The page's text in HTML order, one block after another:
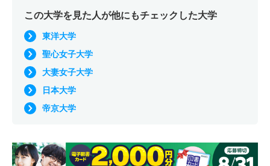
この大学を見た人が他にもチェックした大学
東洋大学
聖心女子大学
大妻女子大学
日本大学
帝京大学